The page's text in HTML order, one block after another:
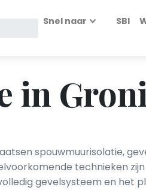
Snel naar SBI
in
spouwmuurisolatie,
technieken
gevelsysteem en het